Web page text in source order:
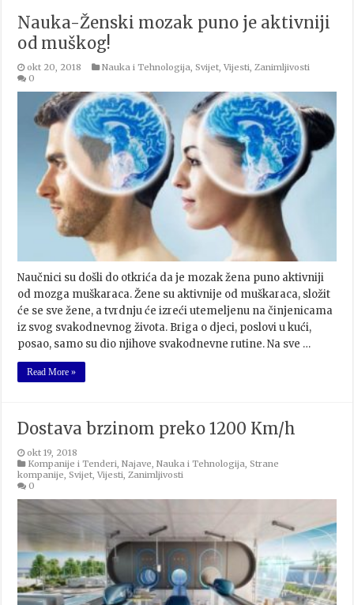
Nauka-Ženski mozak puno je aktivniji
od muškog!
okt 20, 2018 Nauka i Tehnologija,Svijet,Vijesti,Zanimljivosti
0
Naučnici su došli do otkrića da je mozak žena puno aktivniji
od mozga muškaraca. Žene su aktivnije od muškaraca, složit
će se sve žene, a tvrdnju će izreći utemeljenu na činjenicama
iz svog svakodnevnog života. Briga o djeci, poslovi u kući,
posao, samo su dio njihove svakodnevne rutine. Na sve …
Read More »
Dostava brzinom preko 1200 Km/h
okt 19, 2018
Kompanije i Tenderi,Najave,Nauka i Tehnologija,Strane
kompanije,Svijet,Vijesti,Zanimljivosti
0